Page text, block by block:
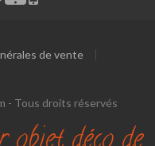
de vente
- Tous droits réservés